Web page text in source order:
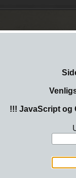
!!! JavaScript og